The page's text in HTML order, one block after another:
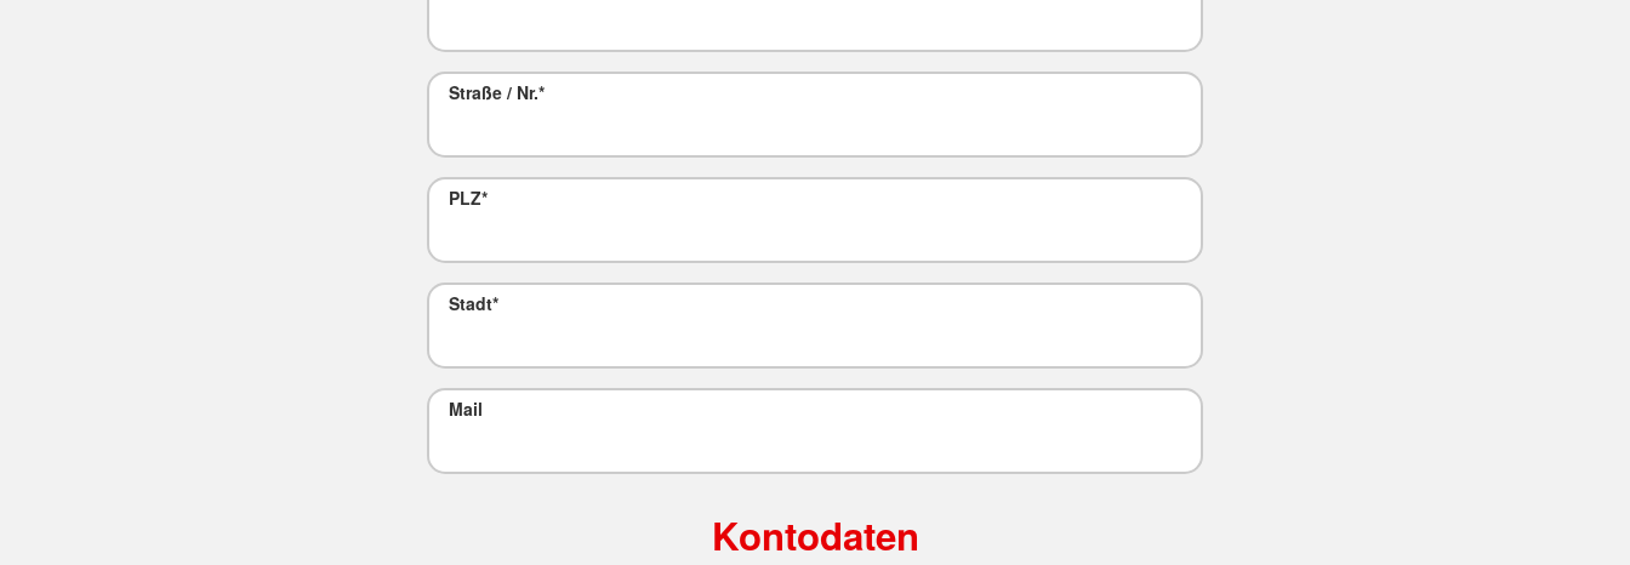
Straße / Nr.*
PLZ*
Stadt*
Mail
Kontodaten